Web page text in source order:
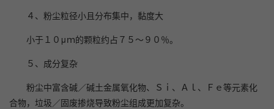
４、粉尘粒径小且分布集中，黏度大
小于１０μｍ的颗粒约占７５～９０％。
５、成分复杂
粉尘中富含碱／碱土金属氧化物、Ｓｉ、Ａｌ、Ｆｅ等元素化
合物，垃圾／固废掺烧导致粉尘组成更加复杂。